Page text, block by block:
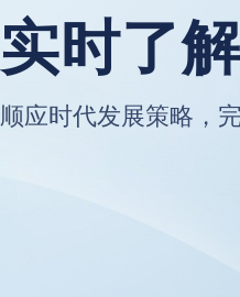
实时了
顺应时代发展策略，